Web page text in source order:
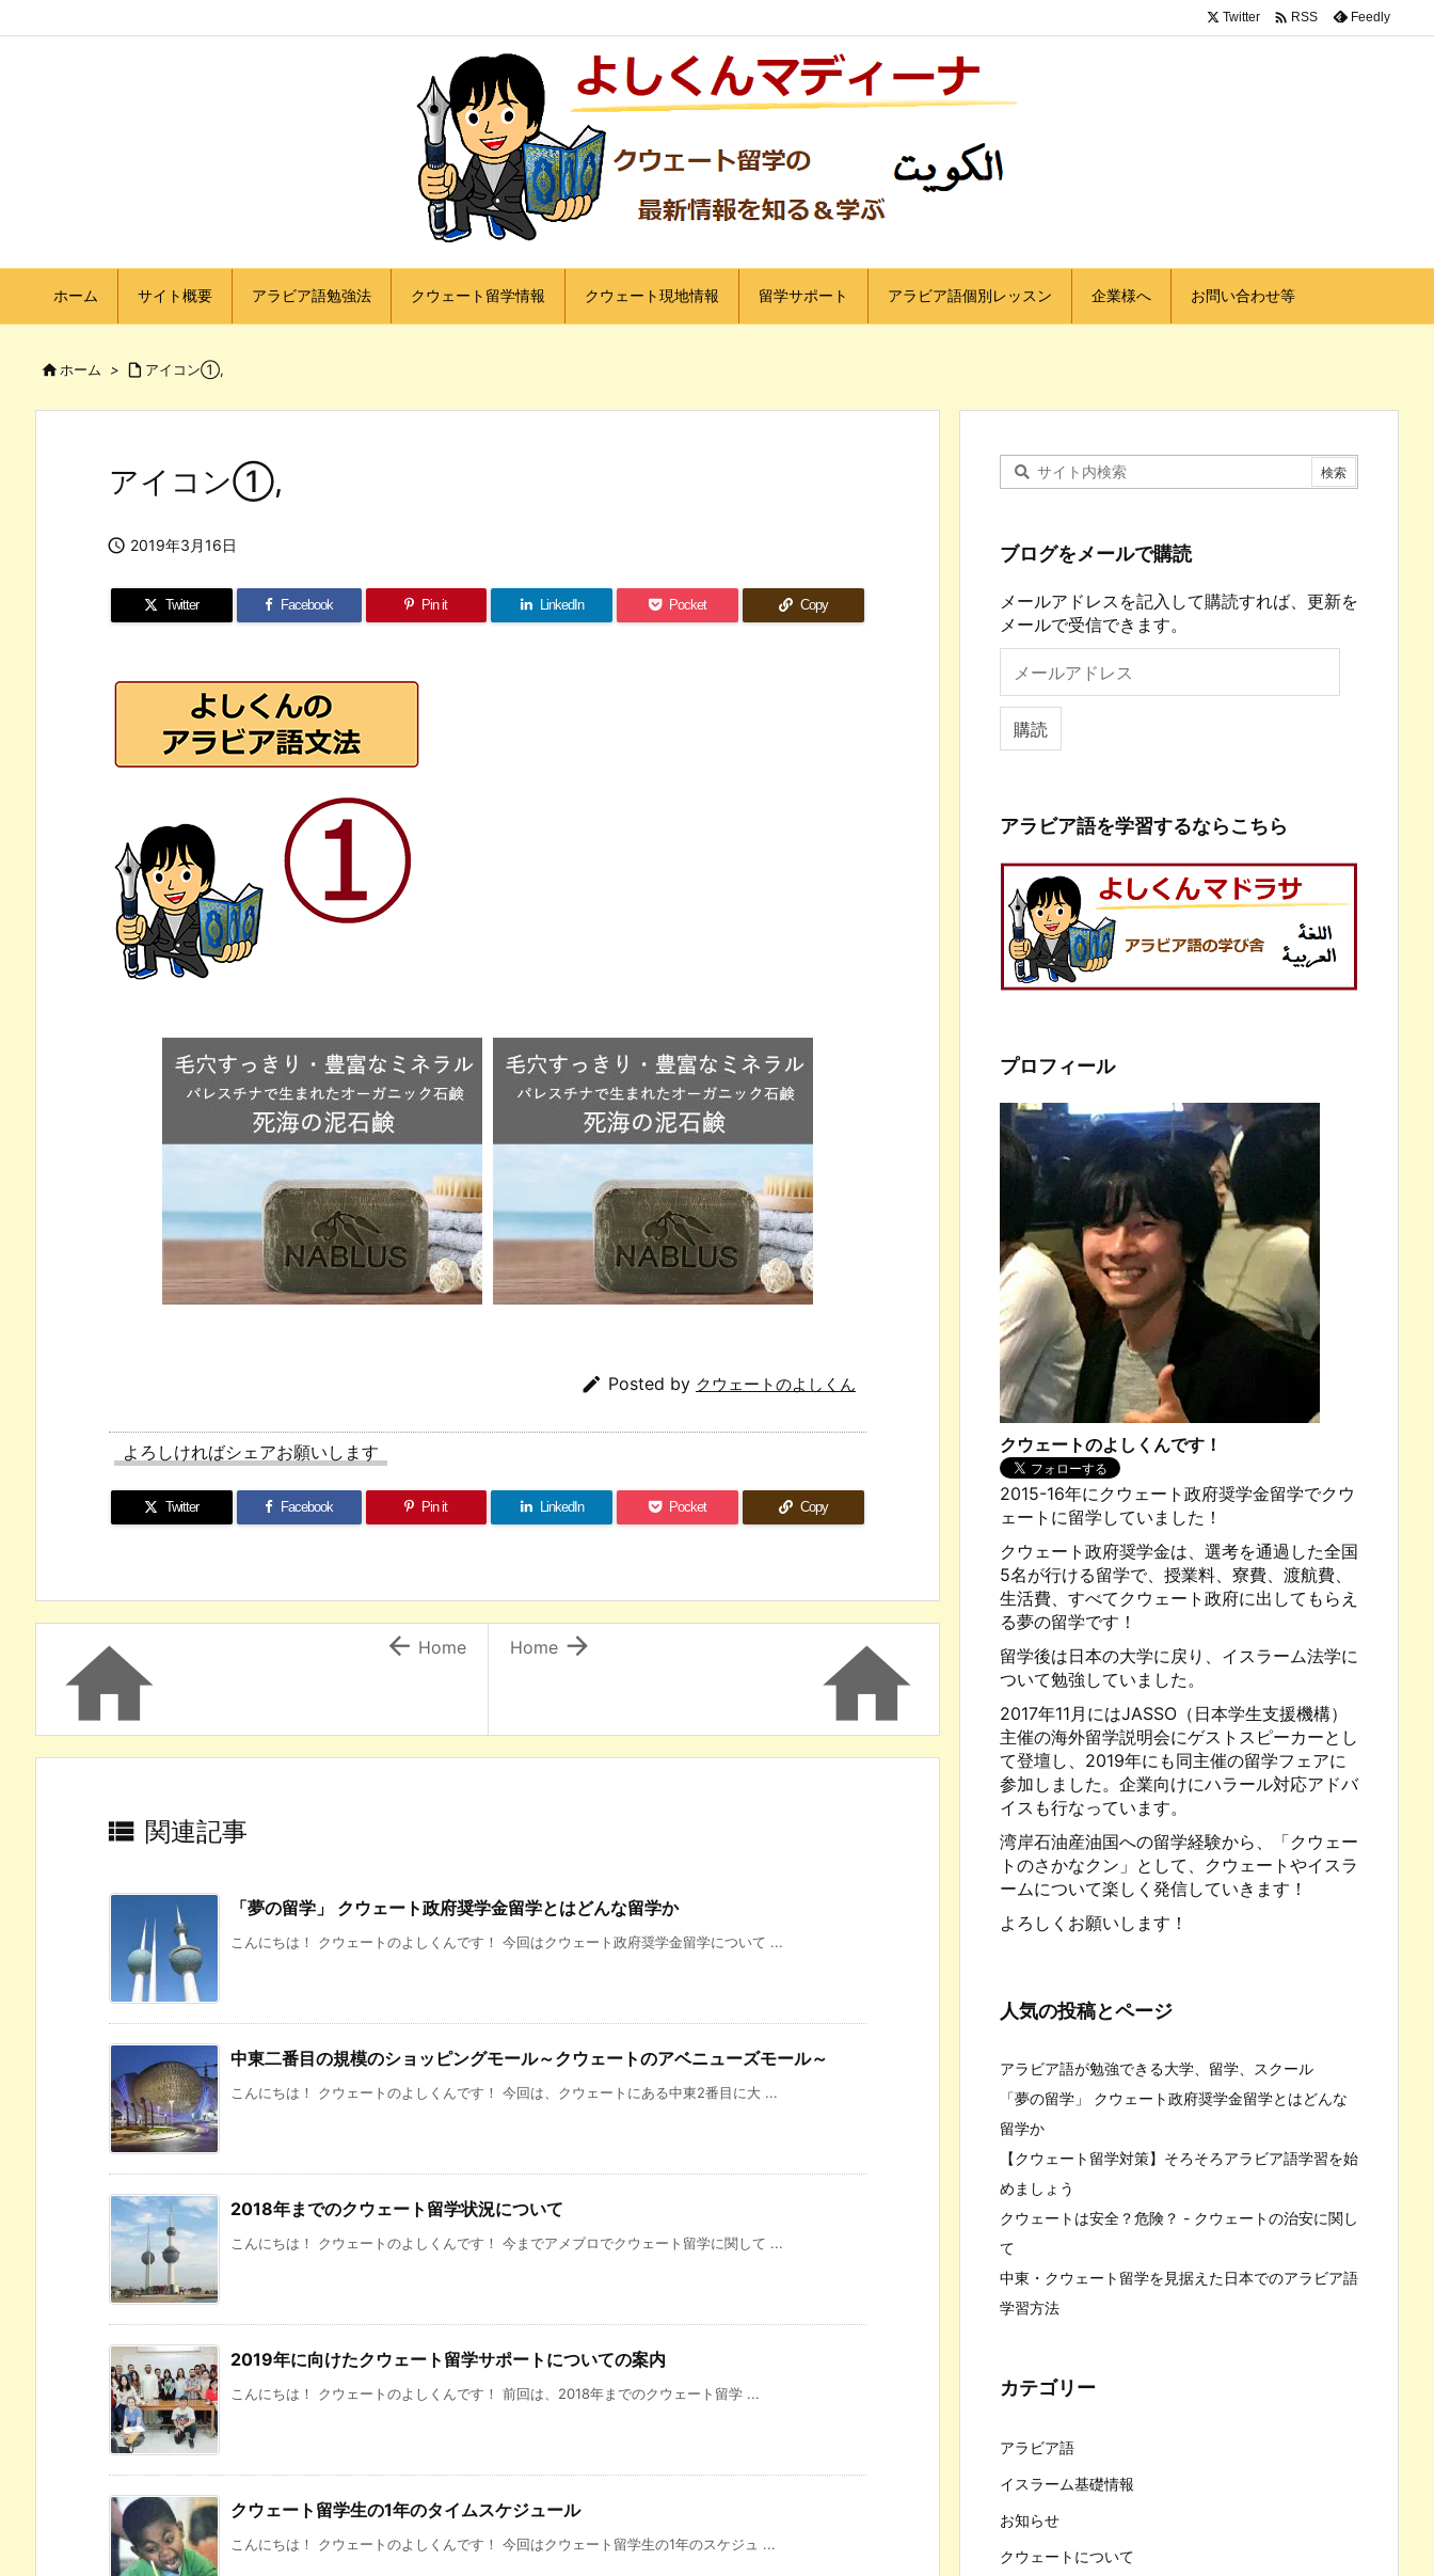
ホーム サイト概要 アラビア語勉強法 クウェート留学情報 クウェート現地情報 留学サポート アラビア語個別レッスン 企業様へ お問い合わせ等
Twitter  RSS Feedly
ホーム >  アイコン①,
アイコン①,
 2019年3月16日
Twitter Facebook Pin it LinkedIn Pocket Copy
 Posted by クウェートのよしくん
よろしければシェアお願いします
Twitter Facebook Pin it LinkedIn Pocket Copy


Home
  Home
 関連記事
「夢の留学」 クウェート政府奨学金留学とはどんな留学か
こんにちは！ クウェートのよしくんです！ 今回はクウェート政府奨学金留学について ...
中東二番目の規模のショッピングモール～クウェートのアベニューズモール～
こんにちは！ クウェートのよしくんです！ 今回は、クウェートにある中東2番目に大 ...
2018年までのクウェート留学状況について
こんにちは！ クウェートのよしくんです！ 今までアメブロでクウェート留学に関して ...
2019年に向けたクウェート留学サポートについての案内
こんにちは！ クウェートのよしくんです！ 前回は、2018年までのクウェート留学 ...
クウェート留学生の1年のタイムスケジュール
こんにちは！ クウェートのよしくんです！ 今回はクウェート留学生の1年のスケジュ ...
ブログをメールで購読
メールアドレスを記入して購読すれば、更新を
メールで受信できます。
ル
ア
ド
購読
アラビア語を学習するならこちら
プロフィール
クウェートのよしくんです！
2015-16年にクウェート政府奨学金留学でクウ
ェートに留学していました！
クウェート政府奨学金は、選考を通過した全国
5名が行ける留学で、授業料、寮費、渡航費、
生活費、すべてクウェート政府に出してもらえ
る夢の留学です！
留学後は日本の大学に戻り、イスラーム法学に
ついて勉強していました。
2017年11月にはJASSO（日本学生支援機構）
主催の海外留学説明会にゲストスピーカーとし
て登壇し、2019年にも同主催の留学フェアに
参加しました。企業向けにハラール対応アドバ
イスも行なっています。
湾岸石油産油国への留学経験から、「クウェー
トのさかなクン」として、クウェートやイスラ
ームについて楽しく発信していきます！
よろしくお願いします！
人気の投稿とページ
アラビア語が勉強できる大学、留学、スクール
「夢の留学」 クウェート政府奨学金留学とはどんな
留学か
【クウェート留学対策】そろそろアラビア語学習を始
めましょう
クウェートは安全？危険？ - クウェートの治安に関し
て
中東・クウェート留学を見据えた日本でのアラビア語
学習方法
カテゴリー
アラビア語
イスラーム基礎情報
お知らせ
クウェートについて